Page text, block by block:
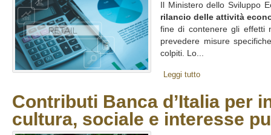
Il Ministero dello Sviluppo
rilancio delle attività
fine di contenere gli effetti
prevedere misure
colpiti. Lo...
Leggi tutto
Contributi Banca d’Italia per
cultura, sociale e interesse